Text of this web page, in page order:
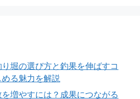
り堀の選び方と釣果を伸ばすコ
る魅力を解説
増やすには？成果につながる